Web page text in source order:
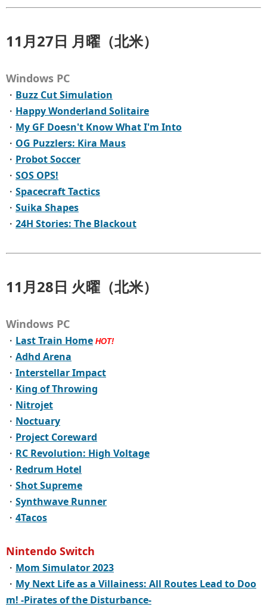
11月27日 月曜（北米）
Windows PC
・ Buzz Cut Simulation
・ Happy Wonderland Solitaire
・ My GF Doesn't Know What I'm Into
・ OG Puzzlers: Kira Maus
・ Probot Soccer
・ SOS OPS!
・ Spacecraft Tactics
・ Suika Shapes
・ 24H Stories: The Blackout
11月28日 火曜（北米）
Windows PC
・ Last Train Home HOT!
・ Adhd Arena
・ Interstellar Impact
・ King of Throwing
・ Nitrojet
・ Noctuary
・ Project Coreward
・ RC Revolution: High Voltage
・ Redrum Hotel
・ Shot Supreme
・ Synthwave Runner
・ 4Tacos
Nintendo Switch
・ Mom Simulator 2023
・ My Next Life as a Villainess: All Routes Lead to Doo
m! -Pirates of the Disturbance-